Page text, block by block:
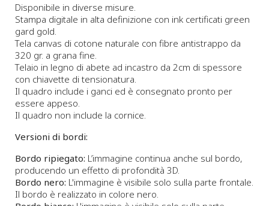
Disponibile in diverse misure.
Stampa digitale in alta definizione con ink certificati green
gard gold.
Tela canvas di cotone naturale con fibre antistrappo da
320 gr. a grana fine.
Telaio in legno di abete ad incastro da 2cm di spessore
con chiavette di tensionatura.
Il quadro include i ganci ed è consegnato pronto per
essere appeso.
Il quadro non include la cornice.
Versioni di bordi:
Bordo ripiegato: L’immagine continua anche sul bordo,
producendo un effetto di profondità 3D.
Bordo nero: L'immagine è visibile solo sulla parte frontale.
Il bordo è realizzato in colore nero.